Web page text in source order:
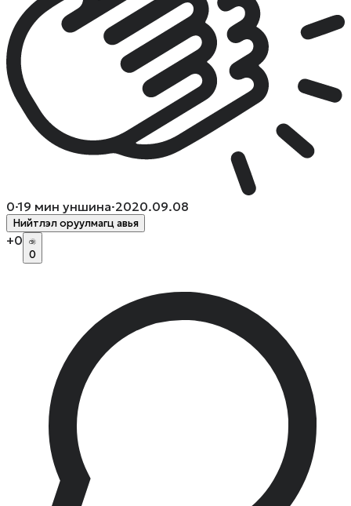
0·19 мин уншина·2020.09.08
Нийтлэл оруулмагц авья
+0
0